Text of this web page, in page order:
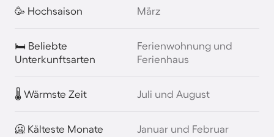
🥳 Hochsaison März
🛏️ Beliebte
Unterkunftsarten
Ferienwohnung und
Ferienhaus
🌡️ Wärmste Zeit Juli und August
🥶 Kälteste Monate Januar und Februar